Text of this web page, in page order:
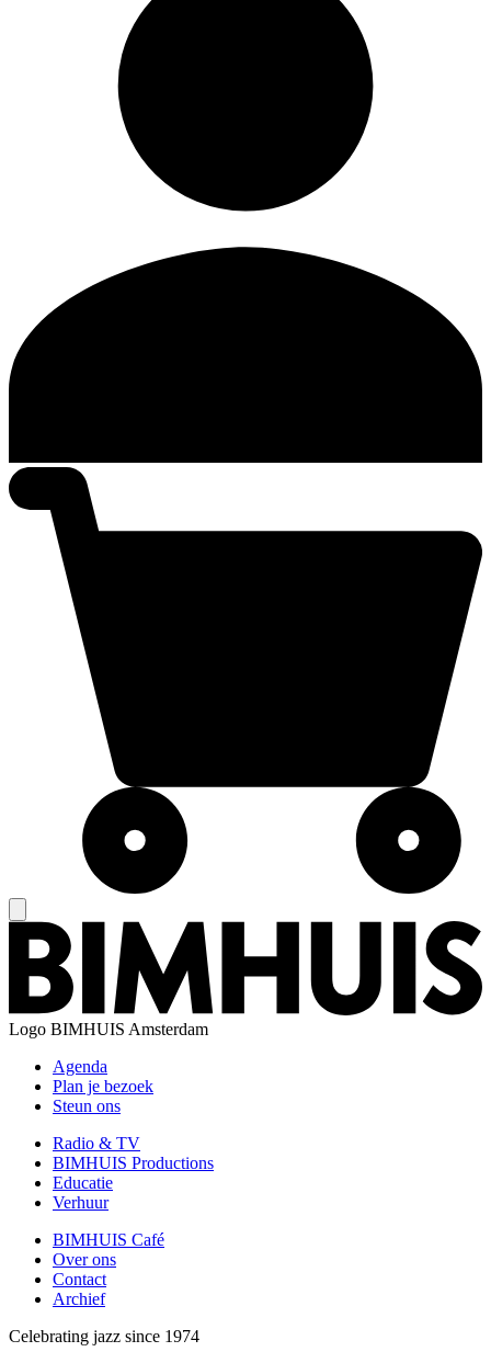
Logo BIMHUIS Amsterdam
Agenda
Plan je bezoek
Steun ons
Radio & TV
BIMHUIS Productions
Educatie
Verhuur
BIMHUIS Café
Over ons
Contact
Archief
Celebrating jazz since 1974